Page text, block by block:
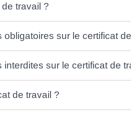
travail ?
sur le certificat
sur le certificat de
de travail ?